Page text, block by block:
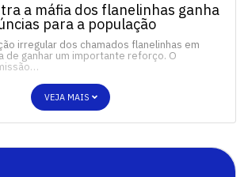
a máfia dos flanelinhas ganha
para a população
irregular dos chamados flanelinhas em
de ganhar um importante reforço. O
VEJA MAIS